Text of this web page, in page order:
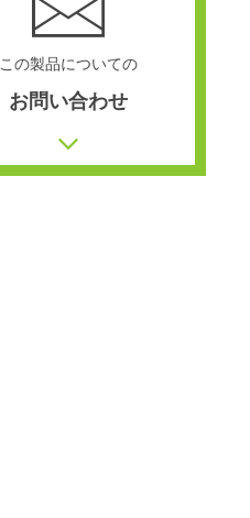
この製品についての
お問い合わせ